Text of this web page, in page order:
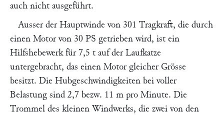
auch nicht ausgeführt.
Ausser der Hauptwinde von 301 Tragkraft, die durch
einen Motor von 30 PS getrieben wird, ist ein
Hilfshebewerk für 7,5 t auf der Laufkatze
untergebracht, das einen Motor gleicher Grösse
besitzt. Die Hubgeschwindigkeiten bei voller
Belastung sind 2,7 bezw. 11 m pro Minute. Die
Trommel des kleinen Windwerks, die zwei von den